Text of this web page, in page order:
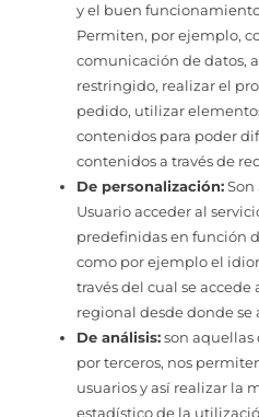
y el buen
Permiten, por ejemplo,
comunicación de datos,
restringido, realizar el
pedido, utilizar
contenidos para poder
contenidos a través de
De personalización:
Usuario acceder al
predefinidas en función
como por ejemplo el
través del cual se
regional desde donde se
De análisis:son aquellas
por terceros, nos
usuarios y así realizar la
estadístico de la